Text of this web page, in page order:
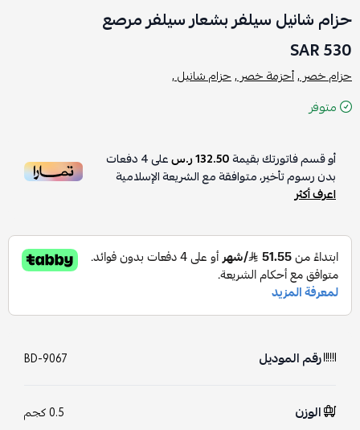
حزام شانيل سيلفر بشعار سيلفر مرصع
530 SAR
حزام خصر ,أحزمة خصر ,حزام شانيل ,
متوفر
أو قسم فاتورتك بقيمة132.50 ر.س على4دفعات
بدون رسوم تأخير، متوافقة مع الشريعة الإسلامية
اعرف أكثر
رقم الموديل BD-9067
الوزن 0.5 كجم